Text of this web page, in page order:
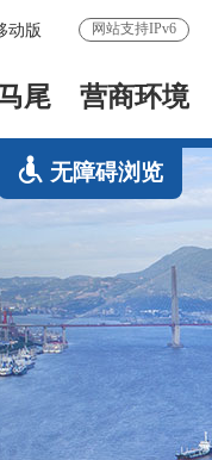
动版 网站支持IPv6
尾 营商环境
无障碍浏览